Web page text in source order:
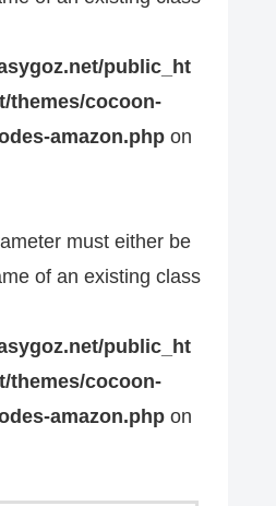
public_ht
themes/cocoon-
amazon.php on
must either be
of an existing class
public_ht
themes/cocoon-
amazon.php on